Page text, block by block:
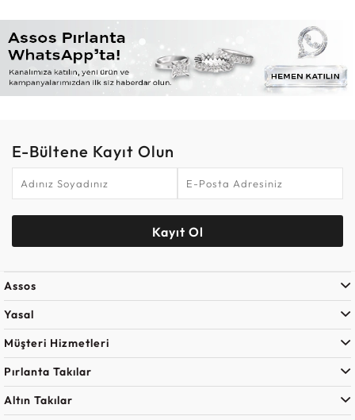
E-Bültene Kayıt Olun
Kayıt Ol
Assos
Yasal
Müşteri Hizmetleri
Pırlanta Takılar
Altın Takılar